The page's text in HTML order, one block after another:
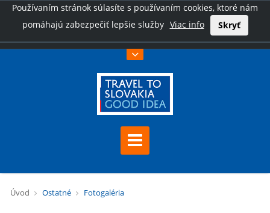
Používaním stránok súlasíte s používaním cookies, ktoré nám
pomáhajú zabezpečiť lepšie služby Viac info Skryť
Úvod Ostatné Fotogaléria